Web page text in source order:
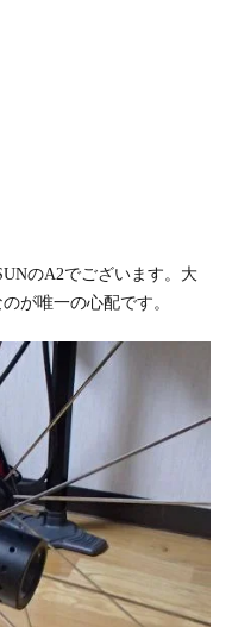
のA2でございます。大
が唯一の心配です。